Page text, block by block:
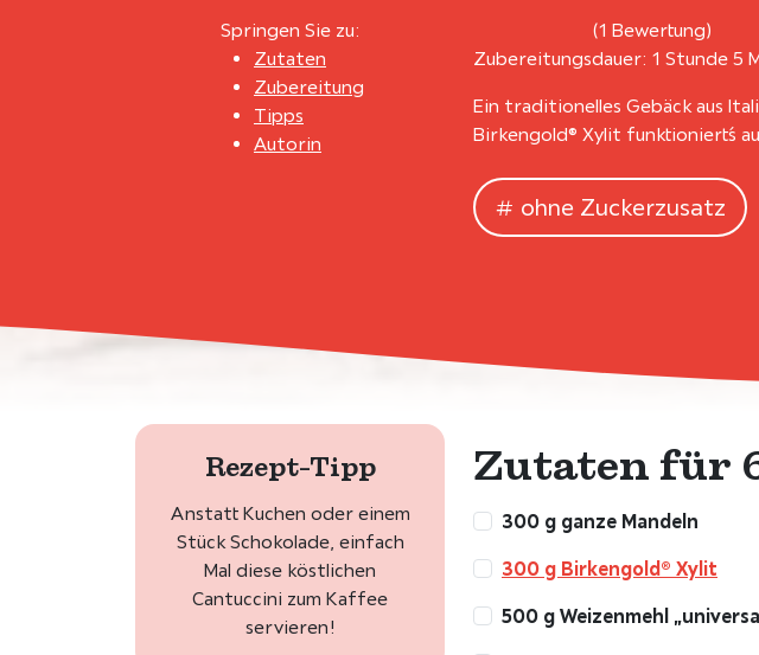
Springen Sie zu:
Zutaten
Zubereitung
Tipps
Autorin
(1 Bewertung)
Zubereitungsdauer: 1 Stunde 5
Ein traditionelles Gebäck aus
Birkengold® Xylit funktioniert´s
ohne Zuckerzusatz
Zutaten für
300 g ganze Mandeln
300 g Birkengold® Xylit
500 g Weizenmehl
Rezept-Tipp
Anstatt Kuchen oder einem
Stück Schokolade, einfach
Mal diese köstlichen
Cantuccini zum Kaffee
servieren!